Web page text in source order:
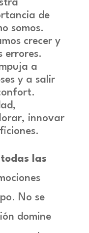
de
somos.
crecer y
errores.
a
y a salir
innovar
las
No se
domine